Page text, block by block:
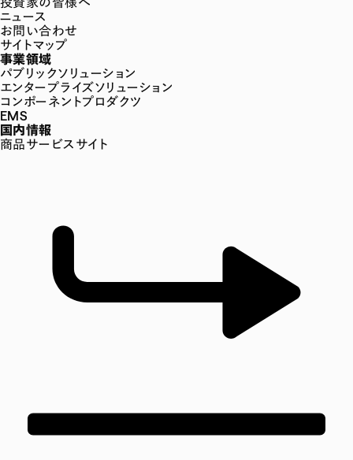
ニュース
お問い合わせ
サイトマップ
事業領域
パブリックソリューション
エンタープライズソリューション
コンポーネントプロダクツ
EMS
国内情報
商品サービスサイト